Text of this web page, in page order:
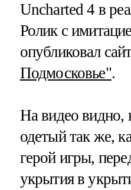
Uncharted 4 в
Ролик с
опубликовал
Подмосковье".
На видео видно,
одетый так же,
герой игры,
укрытия в